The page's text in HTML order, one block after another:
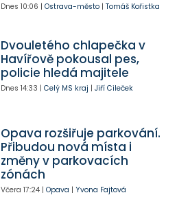
Dnes 10:06 | Ostrava-město| Tomáš Kořistka
Dvouletého chlapečka v
Havířově pokousal pes,
policie hledá majitele
Dnes 14:33 | Celý MS kraj | Jiří Cileček
Opava rozšiřuje parkování.
Přibudou nová místa i
změny v parkovacích
zónách
Včera 17:24| Opava | Yvona Fajtová